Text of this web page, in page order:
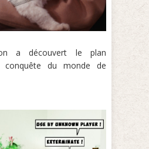
a découvert le plan
conquête du monde de